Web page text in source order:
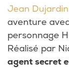
Jean Dujardin
aventure
personnage
Réalisé par
agent secret